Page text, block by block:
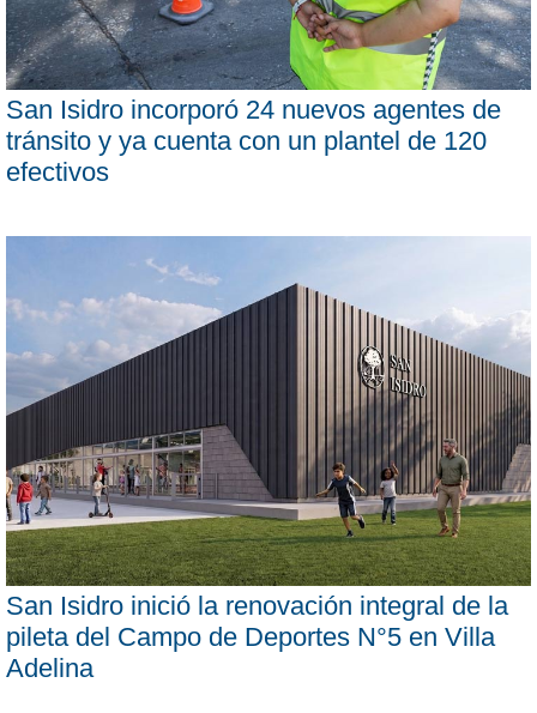
San Isidro incorporó 24 nuevos agentes de
tránsito y ya cuenta con un plantel de 120
efectivos
San Isidro inició la renovación integral de la
pileta del Campo de Deportes N°5 en Villa
Adelina